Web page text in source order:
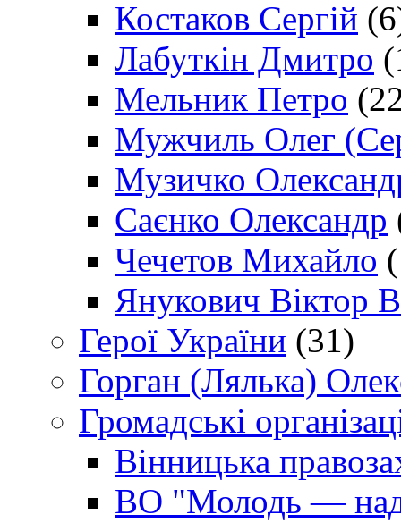
Костаков Сергій
Лабуткін Дмитро
Мельник Петро
Мужчиль Олег
Музичко
Саєнко Олександр
Чечетов Михайло
Янукович Віктор
Герої України (31)
Горган (Лялька)
Громадські
Вінницька
ВО "Молодь —